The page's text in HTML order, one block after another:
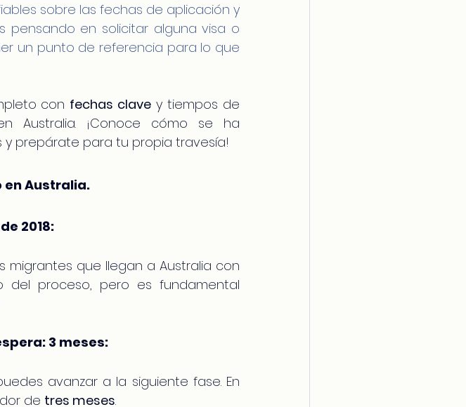
sobre las fechas de aplicación y
pensando en solicitar alguna visa o
un punto de referencia para lo que
con fechas clave y tiempos de
Australia. ¡Conoce cómo se ha
prepárate para tu propia travesía!
en Australia.
2018:
que llegan a Australia con
del proceso, pero es fundamental
3 meses:
avanzar a la siguiente fase. En
de tres meses.